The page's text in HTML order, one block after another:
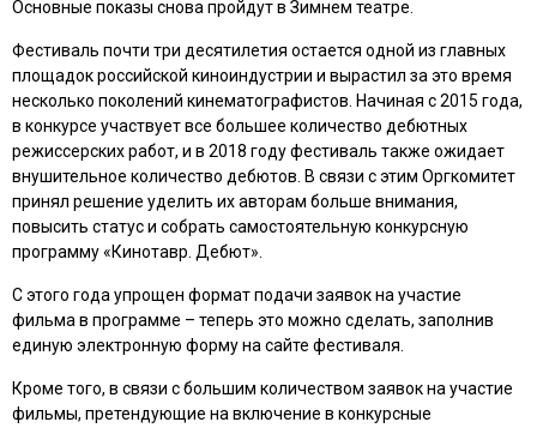
Основные показы снова пройдут в Зимнем театре.
Фестиваль почти три десятилетия остается одной из главных
площадок российской киноиндустрии и вырастил за это время
несколько поколений кинематографистов. Начиная с 2015 года,
в конкурсе участвует все большее количество дебютных
режиссерских работ, и в 2018 году фестиваль также ожидает
внушительное количество дебютов. В связи с этим Оргкомитет
принял решение уделить их авторам больше внимания,
повысить статус и собрать самостоятельную конкурсную
программу «Кинотавр. Дебют».
С этого года упрощен формат подачи заявок на участие
фильма в программе – теперь это можно сделать, заполнив
единую электронную форму на сайте фестиваля.
Кроме того, в связи с большим количеством заявок на участие
фильмы, претендующие на включение в конкурсные